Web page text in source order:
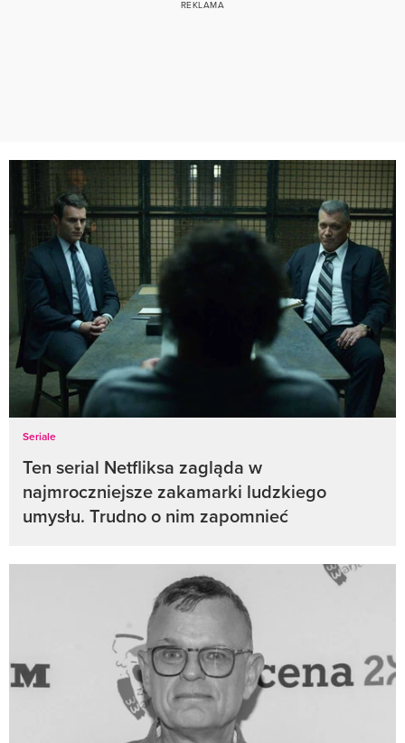
Seriale
Ten serial Netfliksa zagląda w
najmroczniejsze zakamarki ludzkiego
umysłu. Trudno o nim zapomnieć